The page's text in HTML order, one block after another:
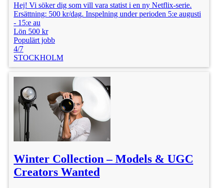
Hej! Vi söker dig som vill vara statist i en ny Netflix-serie.
Ersättning: 500 kr/dag. Inspelning under perioden 5:e augusti
- 15:e au
Lön 500 kr
Populärt jobb
4/7
STOCKHOLM
Winter Collection – Models & UGC
Creators Wanted